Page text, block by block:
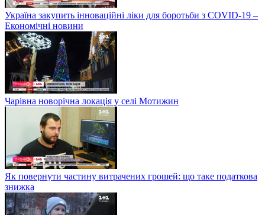
Україна закупить інноваційні ліки для боротьби з COVID-19 –
Економічні новини
Чарівна новорічна локація у селі Мотижин
Як повернути частину витрачених грошей: що таке податкова
знижка